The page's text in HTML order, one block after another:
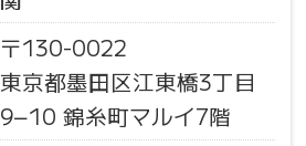
〒130-0022
東京都墨田区江東橋3丁目
9−10 錦糸町マルイ7階